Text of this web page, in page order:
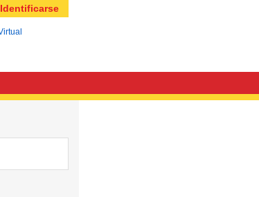
Identificarse